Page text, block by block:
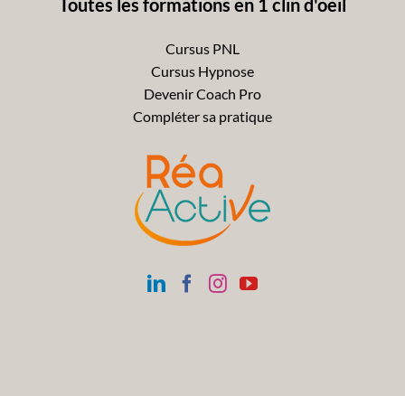
Toutes les formations en 1 clin d'oeil
Cursus PNL
Cursus Hypnose
Devenir Coach Pro
Compléter sa pratique